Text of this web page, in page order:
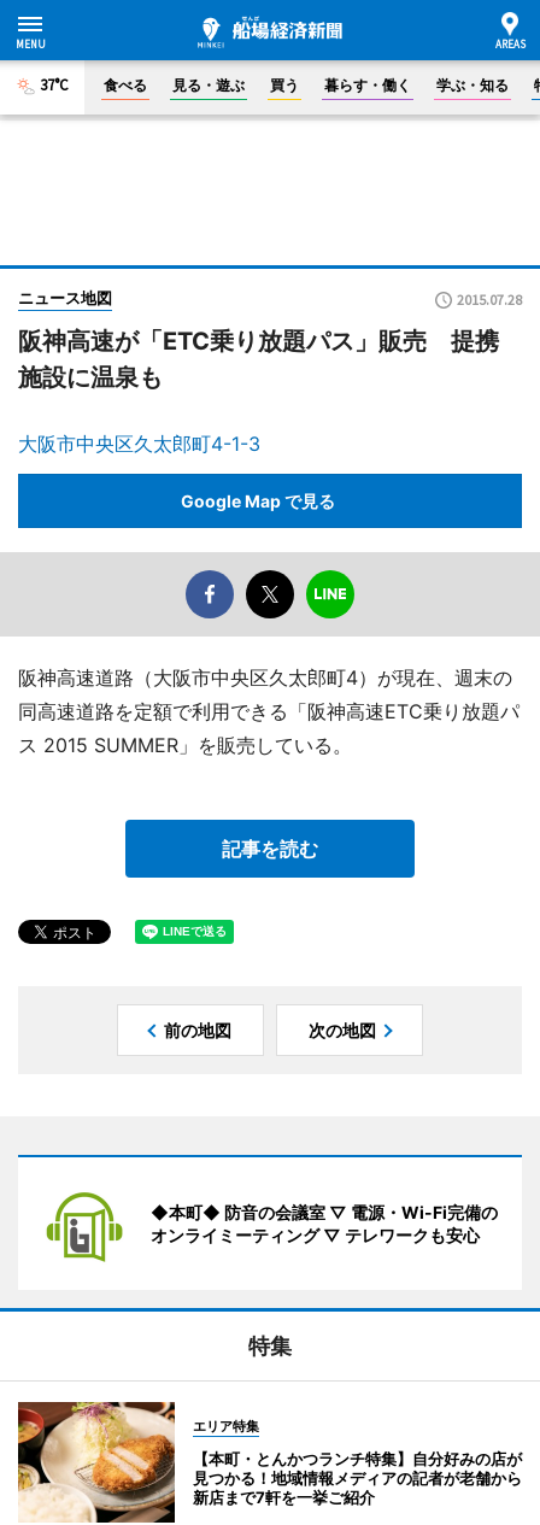
37°C 食べる 見る・遊ぶ 買う 暮らす・働く 学ぶ・知る
ニュース地図 2015.07.28
阪神高速が「ETC乗り放題パス」販売 提携
施設に温泉も
大阪市中央区久太郎町4-1-3
Google Map で見る
阪神高速道路（大阪市中央区久太郎町4）が現在、週末の
同高速道路を定額で利用できる「阪神高速ETC乗り放題パ
ス 2015 SUMMER」を販売している。
記事を読む
前の地図 次の地図
◆本町◆ 防音の会議室 ▽ 電源・Wi-Fi完備の
オンライミーティング ▽ テレワークも安心
特集
エリア特集
【本町・とんかつランチ特集】自分好みの店が
見つかる！地域情報メディアの記者が老舗から
新店まで7軒を一挙ご紹介